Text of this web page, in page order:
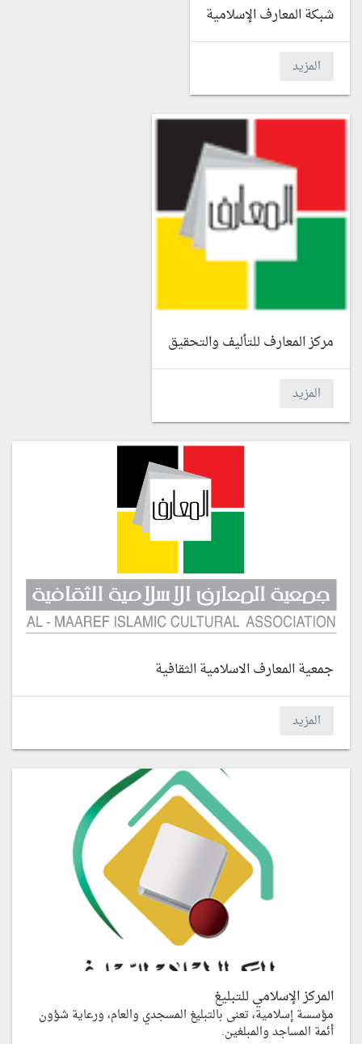
شبكة المعارف الإسلامية
المزيد
مركز المعارف للتأليف والتحقيق
المزيد
جمعية المعارف الاسلامية الثقافية
المزيد
المركز الإسلامي للتبليغ
مؤسسة إسلامية، تعنى بالتبليغ المسجدي والعام، ورعاية شؤون
أئمة المساجد والمبلغين.